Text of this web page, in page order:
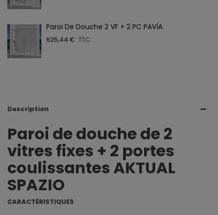
Paroi De Douche 2 VF + 2 PC PAVÍA
625,44 € TTC
Description
Paroi de douche de 2
vitres fixes + 2 portes
coulissantes AKTUAL
SPAZIO
CARACTÉRISTIQUES